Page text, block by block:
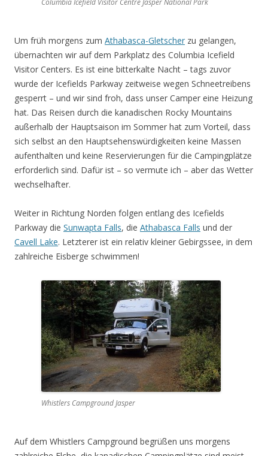
Columbia Icefield Visitor Centre Jasper National Park
Um früh morgens zum Athabasca-Gletscher zu gelangen,
übernachten wir auf dem Parkplatz des Columbia Icefield
Visitor Centers. Es ist eine bitterkalte Nacht – tags zuvor
wurde der Icefields Parkway zeitweise wegen Schneetreibens
gesperrt – und wir sind froh, dass unser Camper eine Heizung
hat. Das Reisen durch die kanadischen Rocky Mountains
außerhalb der Hauptsaison im Sommer hat zum Vorteil, dass
sich selbst an den Hauptsehenswürdigkeiten keine Massen
aufenthalten und keine Reservierungen für die Campingplätze
erforderlich sind. Dafür ist – so vermute ich – aber das Wetter
wechselhafter.
Weiter in Richtung Norden folgen entlang des Icefields
Parkway die Sunwapta Falls, die Athabasca Falls und der
Cavell Lake. Letzterer ist ein relativ kleiner Gebirgssee, in dem
zahlreiche Eisberge schwimmen!
Whistlers Campground Jasper
Auf dem Whistlers Campground begrüßen uns morgens